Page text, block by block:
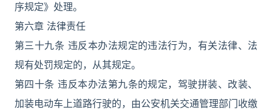
序规定》处理。
第六章 法律责任
第三十九条 违反本办法规定的违法行为，有关法律、法
规有处罚规定的，从其规定。
第四十条 违反本办法第九条的规定，驾驶拼装、改装、
加装电动车上道路行驶的，由公安机关交通管理部门收缴